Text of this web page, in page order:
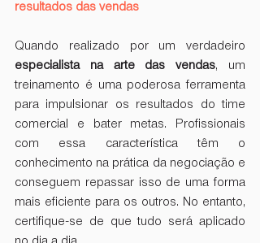
resultados das vendas
especialista na arte das vendas, um
treinamento é uma poderosa ferramenta
para impulsionar os resultados do time
comercial e bater metas. Profissionais
com essa característica têm o
conhecimento na prática da negociação e
conseguem repassar isso de uma forma
mais eficiente para os outros. No entanto,
certifique-se de que tudo será aplicado